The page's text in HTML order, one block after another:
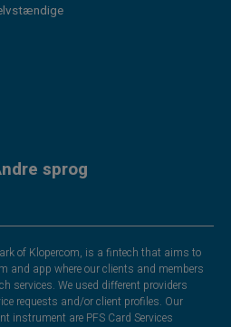
sprog
of Klopercom, is a fintech that aims to
and app where our clients and members
services. We used different providers
requests and/or client profiles. Our
instrument are PFS Card Services